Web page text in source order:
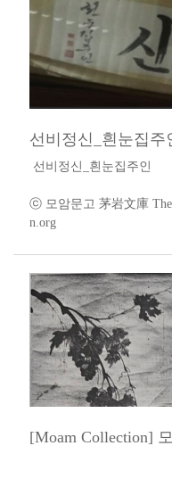
선비정신_흰눈집주
​ 선비정신_흰눈집주인
ⓒ 모암문고 茅岩文庫 The
n.org ​​​
[Moam Collection]